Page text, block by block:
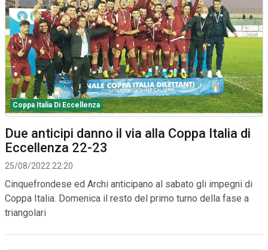
Coppa Italia Di Eccellenza
Due anticipi danno il via alla Coppa Italia di
Eccellenza 22-23
25/08/2022 22:20
Cinquefrondese ed Archi anticipano al sabato gli impegni di
Coppa Italia. Domenica il resto del primo turno della fase a
triangolari